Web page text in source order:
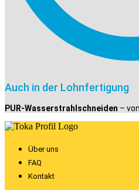
Auch in der Lohnfertigung
PUR-Wasserstrahlschneiden –
Über uns
FAQ
Kontakt